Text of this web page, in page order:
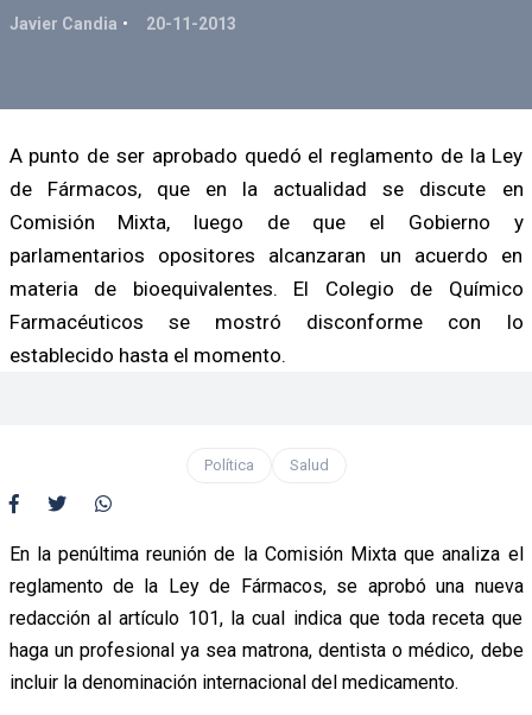
Javier Candia 20-11-2013
A punto de ser aprobado quedó el reglamento de la Ley
de Fármacos, que en la actualidad se discute en
Comisión Mixta, luego de que el Gobierno y
parlamentarios opositores alcanzaran un acuerdo en
materia de bioequivalentes. El Colegio de Químico
Farmacéuticos se mostró disconforme con lo
establecido hasta el momento.
Política Salud
En la penúltima reunión de la Comisión Mixta que analiza el
reglamento de la Ley de Fármacos, se aprobó una nueva
redacción al artículo 101, la cual indica que toda receta que
haga un profesional ya sea matrona, dentista o médico, debe
incluir la denominación internacional del medicamento.